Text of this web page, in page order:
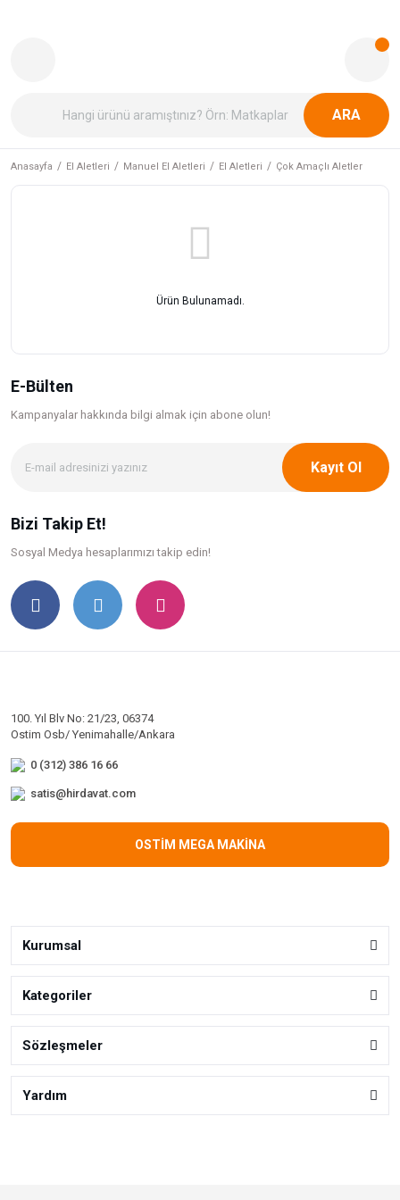
ARA
Anasayfa El Aletleri Manuel El Aletleri El Aletleri Çok Amaçlı Aletler
Ürün Bulunamadı.
E-Bülten
Kampanyalar hakkında bilgi almak için abone olun!
Kayıt Ol
Bizi Takip Et!
Sosyal Medya hesaplarımızı takip edin!
100. Yıl Blv No: 21/23, 06374
Ostim Osb/ Yenimahalle/Ankara
0 (312) 386 16 66
satis@hirdavat.com
OSTİM MEGA MAKİNA
Kurumsal
Kategoriler
Sözleşmeler
Yardım